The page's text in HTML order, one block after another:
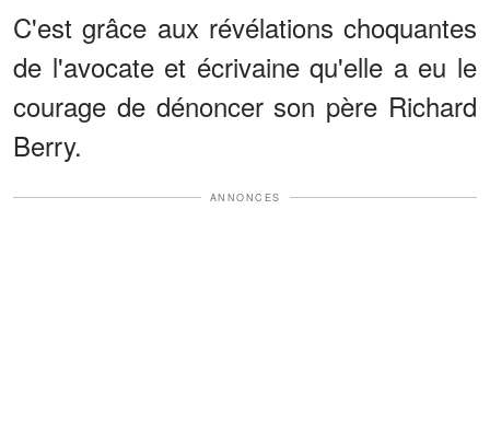
C'est grâce aux révélations choquantes
de l'avocate et écrivaine qu'elle a eu le
courage de dénoncer son père Richard
Berry.
ANNONCES